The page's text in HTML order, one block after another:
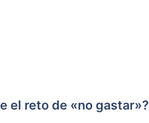
el reto de «no gastar»?